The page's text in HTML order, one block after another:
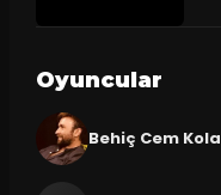
Oyuncular
Behiç Cem Kola